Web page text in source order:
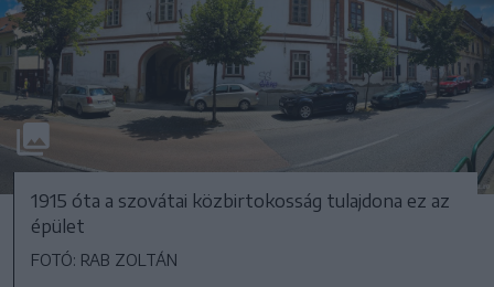
1915 óta a szovátai közbirtokosság tulajdona ez az
épület
FOTÓ: RAB ZOLTÁN